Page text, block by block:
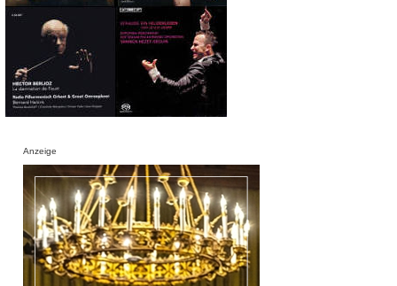
Anzeige